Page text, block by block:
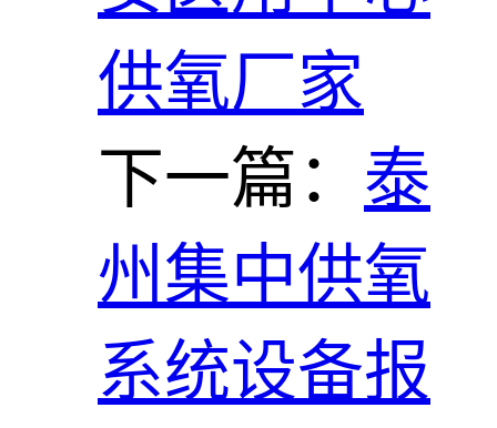
供氧厂家
下一篇： 泰
州集中供氧
系统设备报